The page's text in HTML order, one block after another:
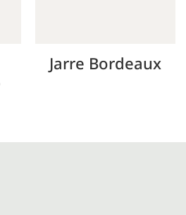
Jarre Bordeaux